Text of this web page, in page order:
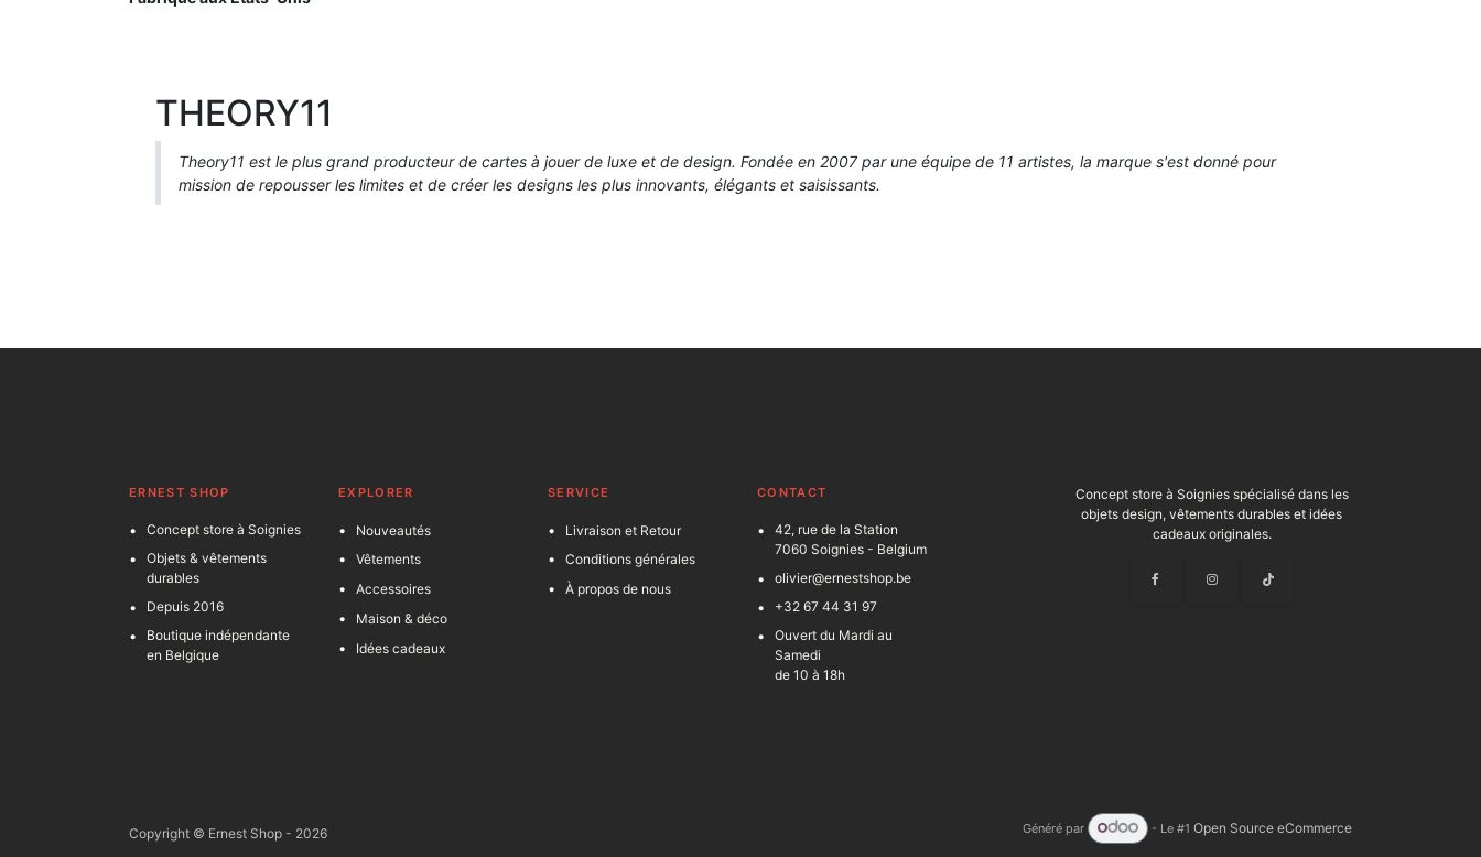
THEORY11
Theory11 est le plus grand producteur de cartes à jouer de luxe et de design. Fondée en 2007 par une équipe de 11 artistes, la marque s'est donné pour
mission de repousser les limites et de créer les designs les plus innovants, élégants et saisissants.
ERNEST SHOP
Concept store à Soignies
Objets & vêtements
durables
Depuis 2016
Boutique indépendante
en Belgique
EXPLORER
Nouveautés
Vêtements
Accessoires
Maison & déco
Idées cadeaux
SERVICE
Livraison et Retour
Conditions générales
À propos de nous
CONTACT
42, rue de la Station
7060 Soignies - Belgium
olivier@ernestshop.be
+32 67 44 31 97
Ouvert du Mardi au
Samedi
de 10 à 18h
Concept store à Soignies spécialisé dans les
objets design, vêtements durables et idées
cadeaux originales.
Copyright © Ernest Shop - 2026 Généré par - Le #1 Open Source eCommerce